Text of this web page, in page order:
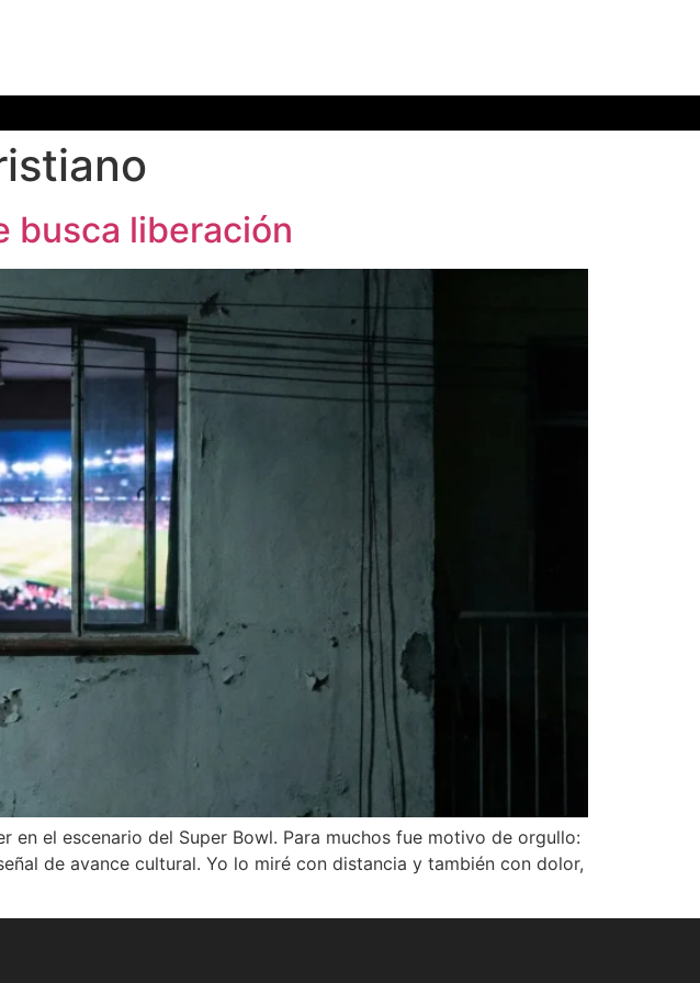
busca liberación
en el escenario del Super Bowl. Para muchos fue motivo de orgullo:
de avance cultural. Yo lo miré con distancia y también con dolor,